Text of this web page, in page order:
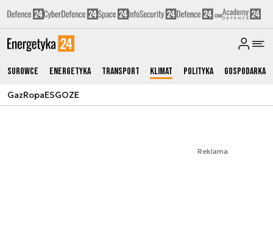
Surowce Energetyka Transport Klimat Polityka Gospodarka
GazRopaESGOZE
Reklama